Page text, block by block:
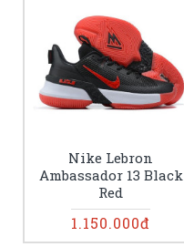
Nike Lebron
Ambassador 13 Black
Red
1.150.000đ